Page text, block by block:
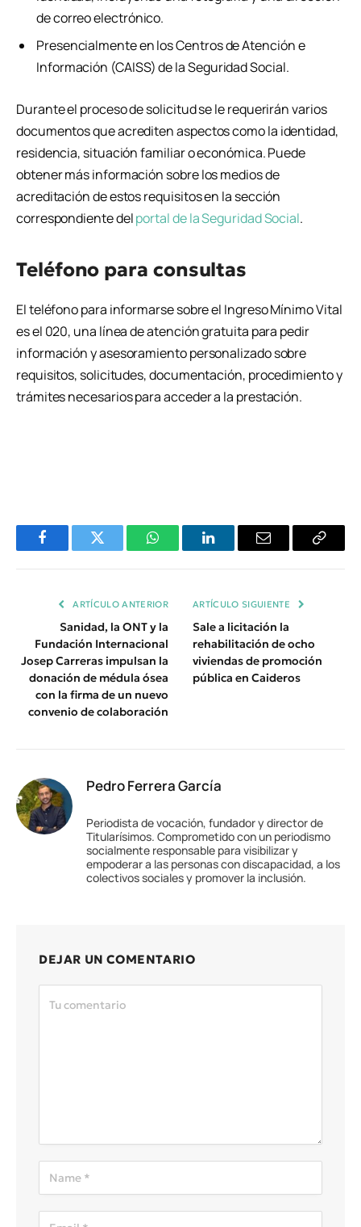
de correo electrónico.
Presencialmente en los Centros de Atención e
Información (CAISS) de la Seguridad Social.
Durante el proceso de solicitud se le requerirán varios
documentos que acrediten aspectos como la identidad,
residencia, situación familiar o económica. Puede
obtener más información sobre los medios de
acreditación de estos requisitos en la sección
correspondiente delportal de la Seguridad Social.
Teléfono para consultas
El teléfono para informarse sobre el Ingreso Mínimo Vital
es el 020, una línea de atención gratuita para pedir
información y asesoramiento personalizado sobre
requisitos, solicitudes, documentación, procedimiento y
trámites necesarios para acceder a la prestación.
FacebookTwitter WhatsAppLinkedInEmail
Copiar
ARTÍCULO ANTERIOR
Sanidad, la ONT y la
Fundación Internacional
Josep Carreras impulsan la
donación de médula ósea
con la firma de un nuevo
convenio de colaboración
ARTÍCULO SIGUIENTE
Sale a licitación la
rehabilitación de ocho
viviendas de promoción
pública en Caideros
Pedro Ferrera García
Periodista de vocación, fundador y director de
Titularísimos. Comprometido con un periodismo
socialmente responsable para visibilizar y
empoderar a las personas con discapacidad, a los
colectivos sociales y promover la inclusión.
DEJAR UN COMENTARIO